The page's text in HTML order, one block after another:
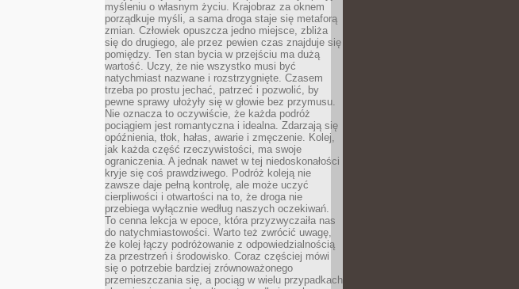
myśleniu o własnym życiu. Krajobraz za oknem
porządkuje myśli, a sama droga staje się metaforą
zmian. Człowiek opuszcza jedno miejsce, zbliża
się do drugiego, ale przez pewien czas znajduje się
pomiędzy. Ten stan bycia w przejściu ma dużą
wartość. Uczy, że nie wszystko musi być
natychmiast nazwane i rozstrzygnięte. Czasem
trzeba po prostu jechać, patrzeć i pozwolić, by
pewne sprawy ułożyły się w głowie bez przymusu.
Nie oznacza to oczywiście, że każda podróż
pociągiem jest romantyczna i idealna. Zdarzają się
opóźnienia, tłok, hałas, awarie i zmęczenie. Kolej,
jak każda część rzeczywistości, ma swoje
ograniczenia. A jednak nawet w tej niedoskonałości
kryje się coś prawdziwego. Podróż koleją nie
zawsze daje pełną kontrolę, ale może uczyć
cierpliwości i otwartości na to, że droga nie
przebiega wyłącznie według naszych oczekiwań.
To cenna lekcja w epoce, która przyzwyczaiła nas
do natychmiastowości. Warto też zwrócić uwagę,
że kolej łączy podróżowanie z odpowiedzialnością
za przestrzeń i środowisko. Coraz częściej mówi
się o potrzebie bardziej zrównoważonego
przemieszczania się, a pociąg w wielu przypadkach